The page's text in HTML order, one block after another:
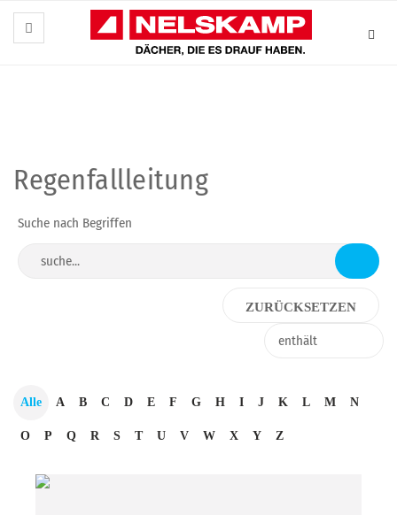
Regenfallleitung
Suche nach Begriffen
Alle A B C D E F G H I J K L M N
O P Q R S T U V W X Y Z